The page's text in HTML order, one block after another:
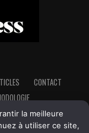
CONTACT
la meilleure
à utiliser ce site,